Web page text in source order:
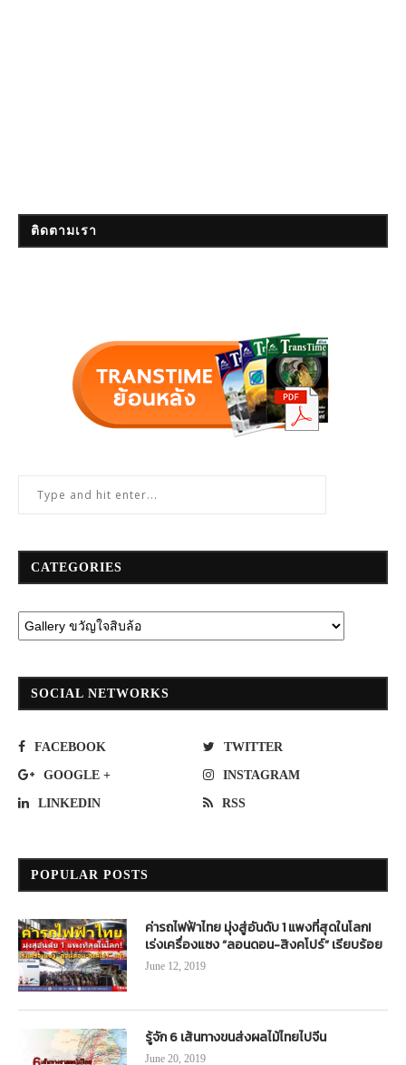
ติดตามเรา
CATEGORIES
SOCIAL NETWORKS
FACEBOOK TWITTER
GOOGLE + INSTAGRAM
LINKEDIN RSS
POPULAR POSTS
ค่ารถไฟฟ้าไทย มุ่งสู่อันดับ 1 แพงที่สุดในโลก!
เร่งเครื่องแซง “ลอนดอน-สิงคโปร์” เรียบร้อย
June 12, 2019
รู้จัก 6 เส้นทางขนส่งผลไม้ไทยไปจีน
June 20, 2019